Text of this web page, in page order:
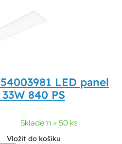
LED panel
840 PS
Skladem > 50 ks
Vložit do košíku